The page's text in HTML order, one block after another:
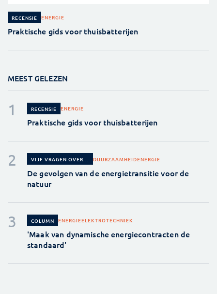
RECENSIE ENERGIE
Praktische gids voor thuisbatterijen
MEEST GELEZEN
RECENSIE ENERGIE
Praktische gids voor thuisbatterijen
VIJF VRAGEN OVER... DUURZAAMHEIDENERGIE
De gevolgen van de energietransitie voor de
natuur
COLUMN ENERGIEELEKTROTECHNIEK
'Maak van dynamische energiecontracten de
standaard'